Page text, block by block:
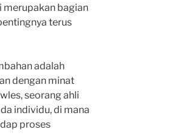
merupakan bagian
terus
adalah
dengan minat
seorang ahli
individu, di mana
proses